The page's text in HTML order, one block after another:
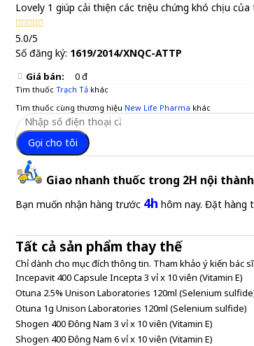
Lovely 1 giúp cải thiện các triệu chứng khó chịu
5.0/5
Số đăng ký: 1619/2014/XNQC-ATTP
Giá bán: 0 đ
Tìm thuốc Trạch Tả khác
Tìm thuốc cùng thương hiệu New Life Pharma khác
Gọi cho tôi
Giao nhanh thuốc trong 2H nội thành
Bạn muốn nhận hàng trước 4h hôm nay. Đặt hàng
Tất cả sản phẩm thay thế
Chỉ dành cho mục đích thông tin. Tham khảo ý kiến bác
Incepavit 400 Capsule Incepta 3 vỉ x 10 viên (Vitamin E)
Otuna 2.5% Unison Laboratories 120ml (Selenium
Otuna 1g Unison Laboratories 120ml (Selenium sulfide)
Shogen 400 Đông Nam 3 vỉ x 10 viên (Vitamin E)
Shogen 400 Đông Nam 6 vỉ x 10 viên (Vitamin E)